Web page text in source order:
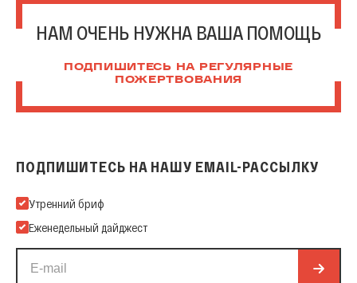
НАМ ОЧЕНЬ НУЖНА ВАША ПОМОЩЬ
ПОДПИШИТЕСЬ НА РЕГУЛЯРНЫЕ
ПОЖЕРТВОВАНИЯ
ПОДПИШИТЕСЬ НА НАШУ EMAIL-РАССЫЛКУ
Подпишитесь на нашу Email-рассылку
Утренний бриф
Еженедельный дайджест